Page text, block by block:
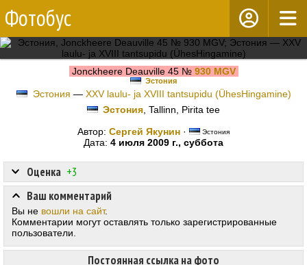
Фотобус
Jonckheere Deauville 45 № 930 MGV
Эстония
Эстония — XXV laulu- ja XVIII tantsupidu (ÜhesHingamine)
Эстония , Tallinn, Pirita tee
Автор: Сергей Якунин · Эстония
Дата: 4 июля 2009 г., суббота
Оценка +3
Постоянная ссылка на фото
Ваш комментарий
Вы не вошли на сайт.
Комментарии могут оставлять только зарегистрированные
пользователи.